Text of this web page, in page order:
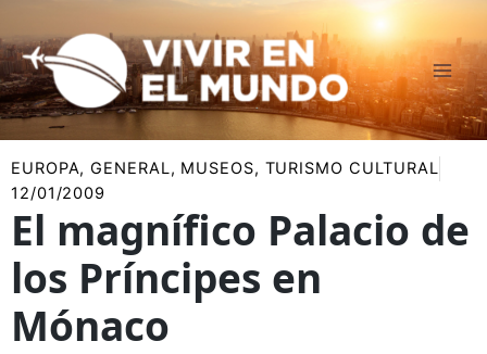
al
contenido
EUROPA,GENERAL, MUSEOS, TURISMO CULTURAL
12/01/2009
El magnífico Palacio de
los Príncipes en
Mónaco